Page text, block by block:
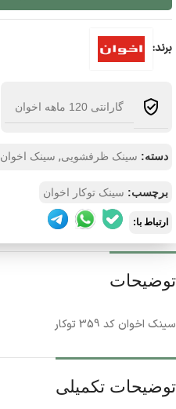
برند:
گارانتی 120 ماهه اخوان
دسته: سینک ظرفشویی, سینک اخوان
برچسب: سینک توکار اخوان
ارتباط با:
توضیحات
سینک اخوان کد 359 توکار
توضیحات تکمیلی